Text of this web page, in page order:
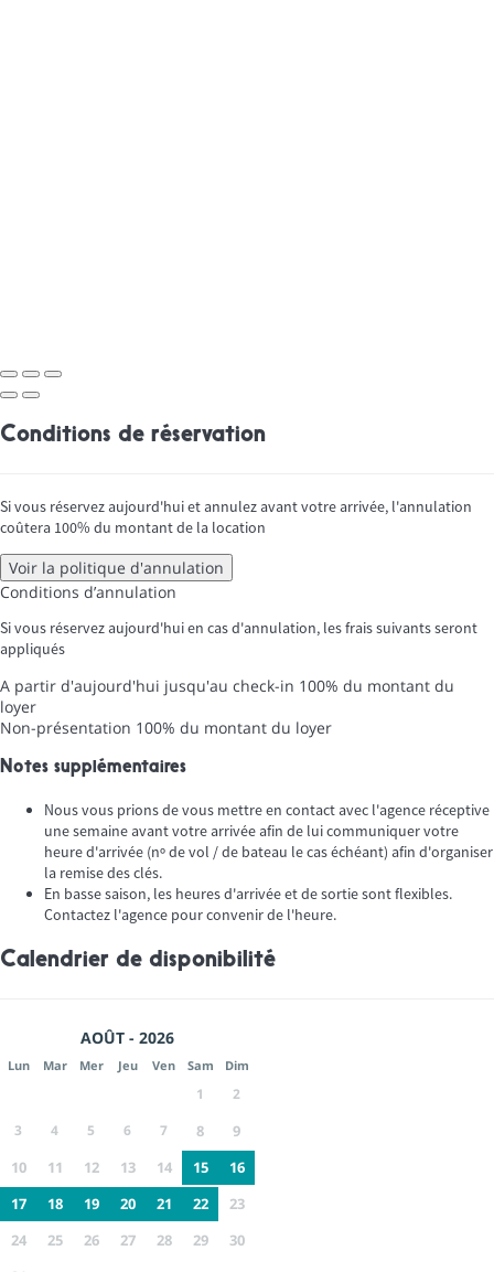
Conditions de réservation
Si vous réservez aujourd'hui et annulez avant votre arrivée, l'annulation
coûtera 100% du montant de la location
Voir la politique d'annulation
Conditions d’annulation
Si vous réservez aujourd'hui en cas d'annulation, les frais suivants seront
appliqués
A partir d'aujourd'hui jusqu'au check-in 100% du montant du
loyer
Non-présentation 100% du montant du loyer
Notes supplémentaires
Nous vous prions de vous mettre en contact avec l'agence réceptive
une semaine avant votre arrivée afin de lui communiquer votre
heure d'arrivée (nº de vol / de bateau le cas échéant) afin d'organiser
la remise des clés.
En basse saison, les heures d'arrivée et de sortie sont flexibles.
Contactez l'agence pour convenir de l'heure.
Calendrier de disponibilité
AOÛT - 2026
Lun Mar Mer Jeu Ven Sam Dim
1
2
3
4 5 6 7 8
9
10
11 12 13 14 15
16
17
18 19 20 21 22
23
24
25 26 27 28 29
30